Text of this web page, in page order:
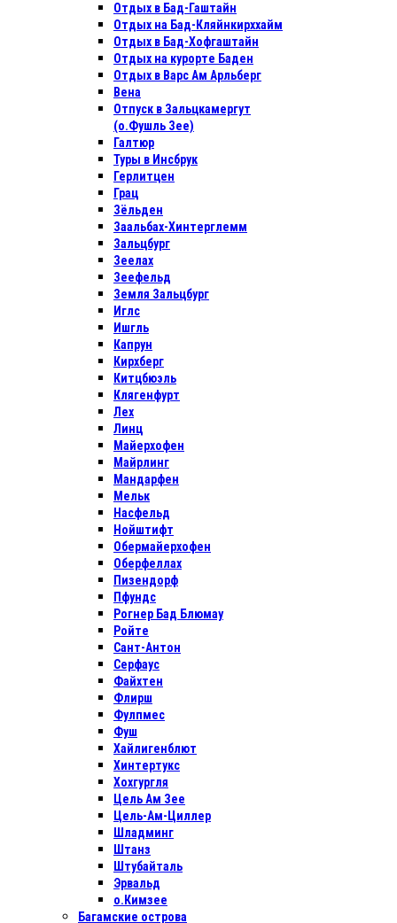
Отдых в Бад-Гаштайн
Отдых на Бад-Кляйнкирххайм
Отдых в Бад-Хофгаштайн
Отдых на курорте Баден
Отдых в Варс Ам Арльберг
Вена
Отпуск в Зальцкамергут
(о.Фушль Зее)
Галтюр
Туры в Инсбрук
Герлитцен
Грац
Зёльден
Заальбах-Хинтерглемм
Зальцбург
Зеелах
Зеефельд
Земля Зальцбург
Иглс
Ишгль
Капрун
Кирхберг
Китцбюэль
Клягенфурт
Лех
Линц
Майерхофен
Майрлинг
Мандарфен
Мельк
Насфельд
Нойштифт
Обермайерхофен
Оберфеллах
Пизендорф
Пфундс
Рогнер Бад Блюмау
Ройте
Сант-Антон
Серфаус
Файхтен
Флирш
Фулпмес
Фуш
Хайлигенблют
Хинтертукс
Хохгургля
Цель Ам Зее
Цель-Ам-Циллер
Шладминг
Штанз
Штубайталь
Эрвальд
о.Кимзее
Багамские острова